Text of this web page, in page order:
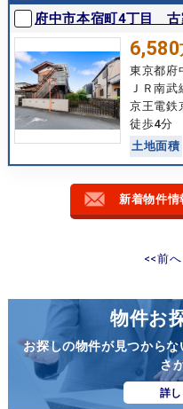
府中市本宿町4丁目 古
6,580
東京都府
ＪＲ南
京王電鉄
徒歩4分
土地面積
新着物件情
<<前へ
物件お
お探しの物件が見つから
さ
詳